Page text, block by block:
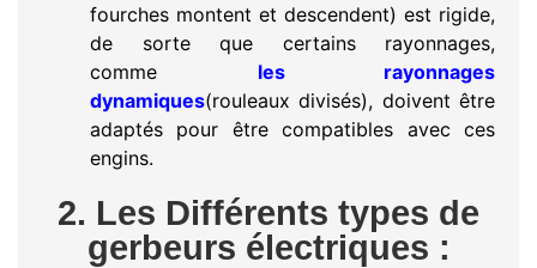
fourches montent et descendent) est rigide,
de sorte que certains rayonnages,
comme les rayonnages
dynamiques(rouleaux divisés), doivent être
adaptés pour être compatibles avec ces
engins.
2. Les Différents types de
gerbeurs électriques :